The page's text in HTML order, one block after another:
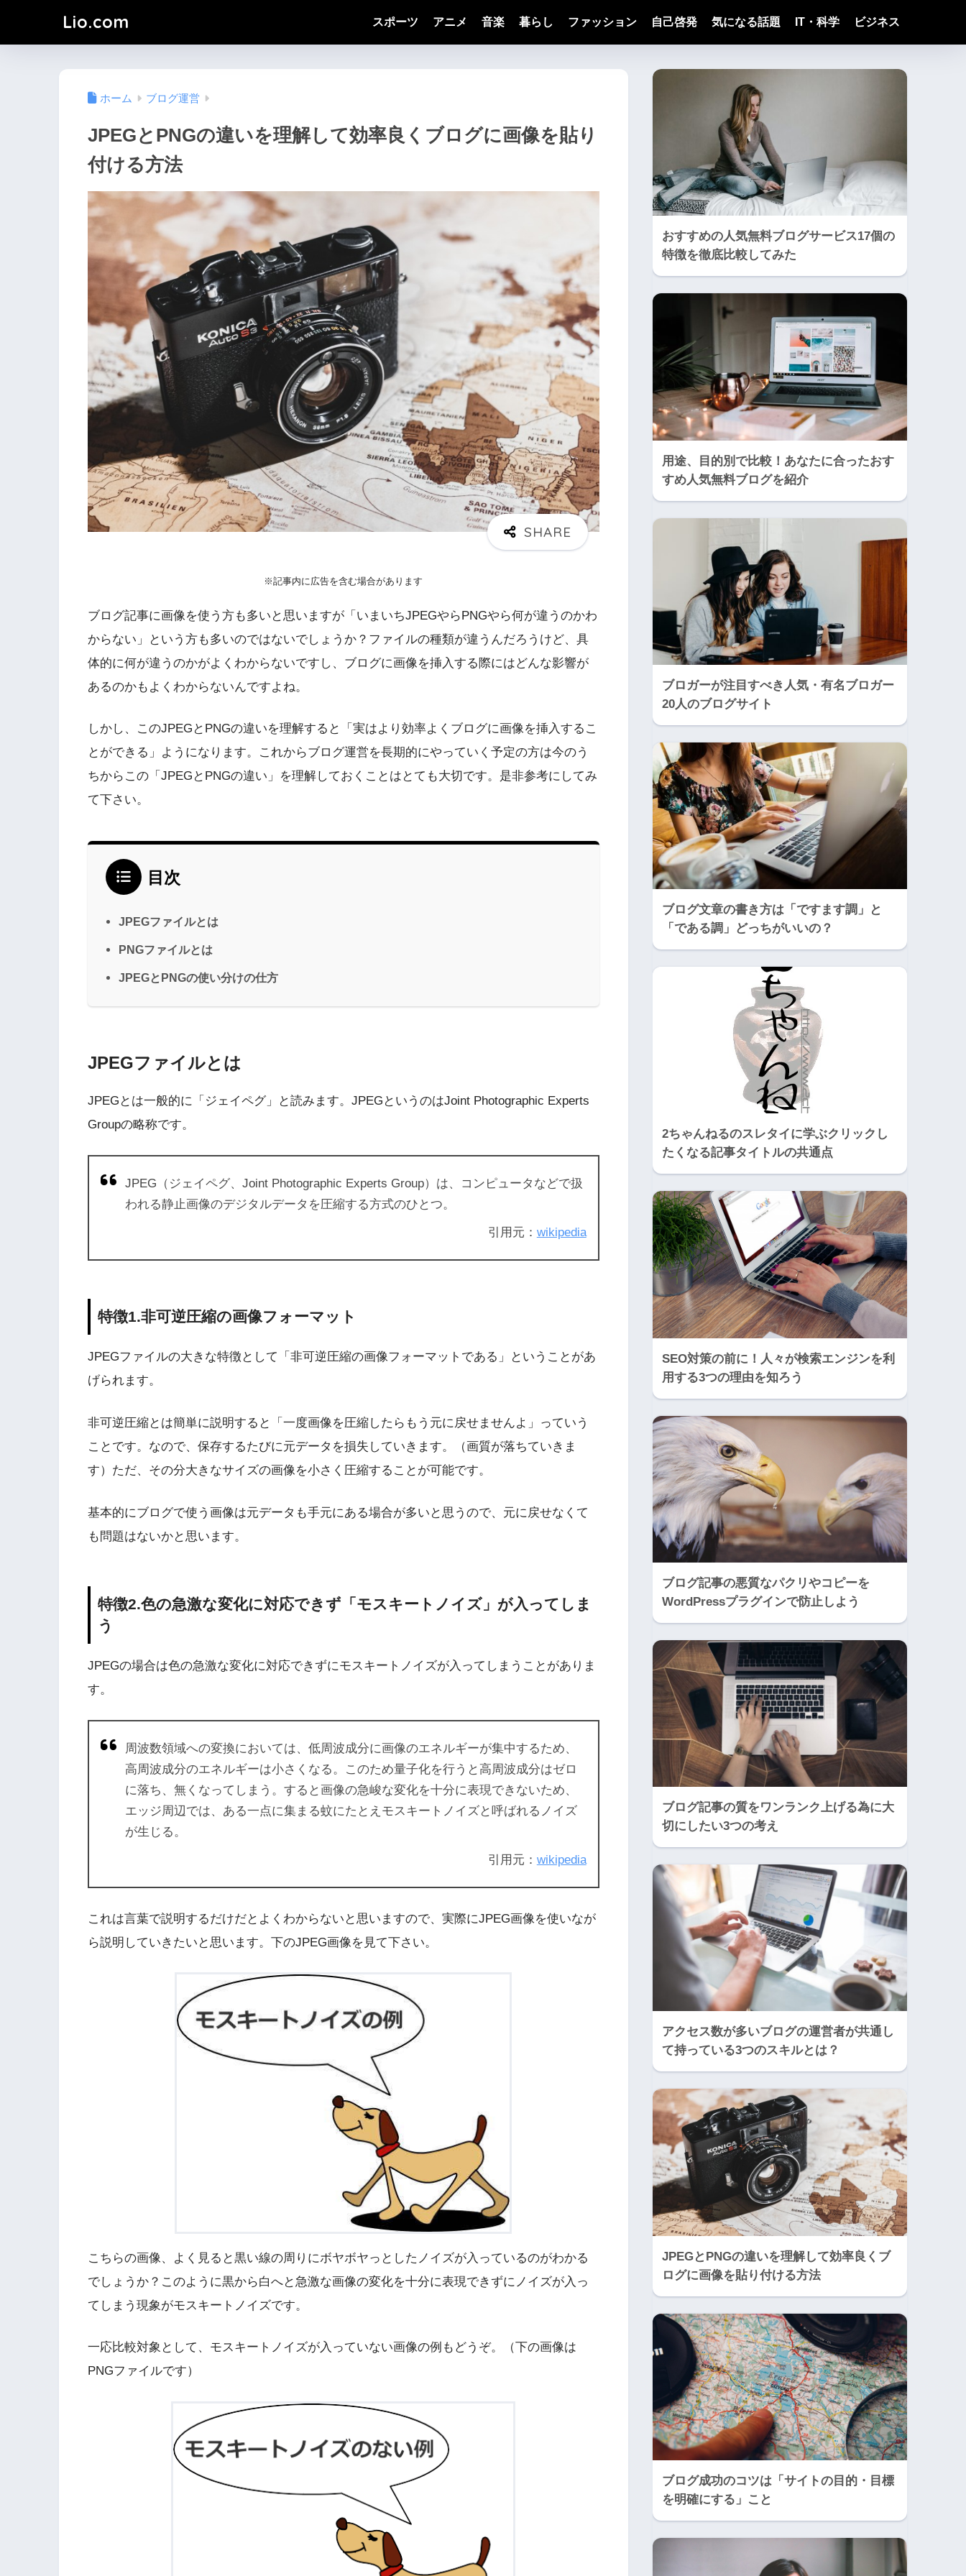
Lio.com スポーツ アニメ 音楽 暮らし ファッション 自己啓発 気になる話題 IT・科学 ビジネス
ホーム ブログ運営
JPEGとPNGの違いを理解して効率良くブログに画像を貼り
付ける方法
※記事内に広告を含む場合があります
ブログ記事に画像を使う方も多いと思いますが「いまいちJPEGやらPNGやら何が違うのかわ
からない」という方も多いのではないでしょうか？ファイルの種類が違うんだろうけど、具
体的に何が違うのかがよくわからないですし、ブログに画像を挿入する際にはどんな影響が
あるのかもよくわからないんですよね。
しかし、このJPEGとPNGの違いを理解すると「実はより効率よくブログに画像を挿入するこ
とができる」ようになります。これからブログ運営を長期的にやっていく予定の方は今のう
ちからこの「JPEGとPNGの違い」を理解しておくことはとても大切です。是非参考にしてみ
て下さい。
目次
JPEGファイルとは
PNGファイルとは
JPEGとPNGの使い分けの仕方
JPEGファイルとは
JPEGとは一般的に「ジェイペグ」と読みます。JPEGというのはJoint Photographic Experts
Groupの略称です。
JPEG（ジェイペグ、Joint Photographic Experts Group）は、コンピュータなどで扱
われる静止画像のデジタルデータを圧縮する方式のひとつ。
引用元： wikipedia
特徴1.非可逆圧縮の画像フォーマット
JPEGファイルの大きな特徴として「非可逆圧縮の画像フォーマットである」ということがあ
げられます。
非可逆圧縮とは簡単に説明すると「一度画像を圧縮したらもう元に戻せませんよ」っていう
ことです。なので、保存するたびに元データを損失していきます。（画質が落ちていきま
す）ただ、その分大きなサイズの画像を小さく圧縮することが可能です。
基本的にブログで使う画像は元データも手元にある場合が多いと思うので、元に戻せなくて
も問題はないかと思います。
特徴2.色の急激な変化に対応できず「モスキートノイズ」が入ってしま
う
JPEGの場合は色の急激な変化に対応できずにモスキートノイズが入ってしまうことがありま
す。
周波数領域への変換においては、低周波成分に画像のエネルギーが集中するため、
高周波成分のエネルギーは小さくなる。このため量子化を行うと高周波成分はゼロ
に落ち、無くなってしまう。すると画像の急峻な変化を十分に表現できないため、
エッジ周辺では、ある一点に集まる蚊にたとえモスキートノイズと呼ばれるノイズ
が生じる。
引用元： wikipedia
これは言葉で説明するだけだとよくわからないと思いますので、実際にJPEG画像を使いなが
ら説明していきたいと思います。下のJPEG画像を見て下さい。
こちらの画像、よく見ると黒い線の周りにボヤボヤっとしたノイズが入っているのがわかる
でしょうか？このように黒から白へと急激な画像の変化を十分に表現できずにノイズが入っ
てしまう現象がモスキートノイズです。
一応比較対象として、モスキートノイズが入っていない画像の例もどうぞ。（下の画像は
PNGファイルです）
おすすめの人気無料ブログサービス17個の
特徴を徹底比較してみた
用途、目的別で比較！あなたに合ったおす
すめ人気無料ブログを紹介
ブロガーが注目すべき人気・有名ブロガー
20人のブログサイト
ブログ文章の書き方は「ですます調」と
「である調」どっちがいいの？
2ちゃんねるのスレタイに学ぶクリックし
たくなる記事タイトルの共通点
SEO対策の前に！人々が検索エンジンを利
用する3つの理由を知ろう
ブログ記事の悪質なパクリやコピーを
WordPressプラグインで防止しよう
ブログ記事の質をワンランク上げる為に大
切にしたい3つの考え
アクセス数が多いブログの運営者が共通し
て持っている3つのスキルとは？
JPEGとPNGの違いを理解して効率良くブ
ログに画像を貼り付ける方法
ブログ成功のコツは「サイトの目的・目標
を明確にする」こと